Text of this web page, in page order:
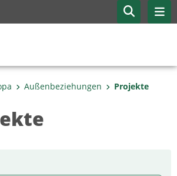
Außenbeziehungen Projekte